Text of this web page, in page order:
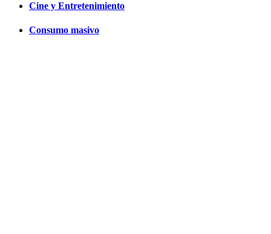
Cine y Entretenimiento
Consumo masivo